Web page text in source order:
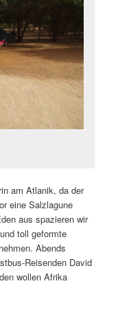
am Atlanik, da der
eine Salzlagune
aus spazieren wir
toll geformte
Abends
Reisenden David
wollen Afrika